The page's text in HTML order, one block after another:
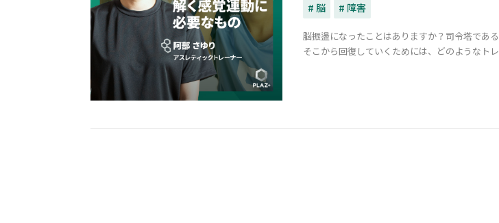
# 脳 # 障害
脳振盪になったことはありますか？司令塔であ
そこから回復していくためには、どのようなト